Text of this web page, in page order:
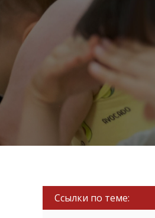
Ссылки по теме: